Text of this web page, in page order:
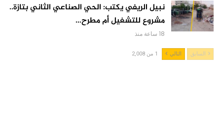
نبيل الريفي يكتب: الحي الصناعي الثاني بتازة..
مشروع للتشغيل أم مطرح…
18 ساعة منذ
السابق التالي 1 من 2,008